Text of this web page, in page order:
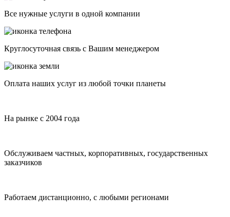
Все нужные услуги в одной компании
Круглосуточная связь с Вашим менеджером
Оплата наших услуг из любой точки планеты
На рынке с 2004 года
Обслуживаем частных, корпоративных, государственных
заказчиков
Работаем дистанционно, с любыми регионами